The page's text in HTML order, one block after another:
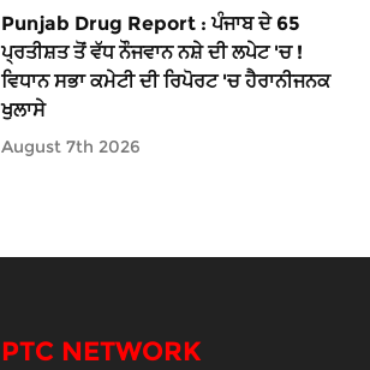
Punjab Drug Report : ਪੰਜਾਬ ਦੇ 65
ਪ੍ਰਤੀਸ਼ਤ ਤੋਂ ਵੱਧ ਨੌਜਵਾਨ ਨਸ਼ੇ ਦੀ ਲਪੇਟ 'ਚ !
ਵਿਧਾਨ ਸਭਾ ਕਮੇਟੀ ਦੀ ਰਿਪੋਰਟ 'ਚ ਹੈਰਾਨੀਜਨਕ
ਖੁਲਾਸੇ
August 7th 2026
PTC NETWORK